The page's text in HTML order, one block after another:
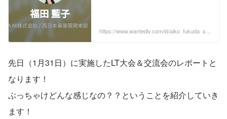
https://www.wantedly.com/id/aiko_fukuda_se
先日（1月31日）に実施したLT大会＆交流会のレポートと
なります！
ぶっちゃけどんな感じなの？？ということを紹介していき
ます！